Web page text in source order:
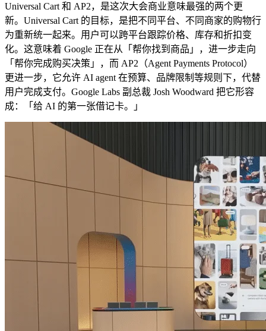
Universal Cart 和 AP2，是这次大会商业意味最强的两个更
新。Universal Cart 的目标，是把不同平台、不同商家的购物行
为重新统一起来。用户可以跨平台跟踪价格、库存和折扣变
化。这意味着 Google 正在从「帮你找到商品」，进一步走向
「帮你完成购买决策」，而 AP2（Agent Payments Protocol）
更进一步，它允许 AI agent 在预算、品牌限制等规则下，代替
用户完成支付。Google Labs 副总裁 Josh Woodward 把它形容
成：「给 AI 的第一张借记卡。」